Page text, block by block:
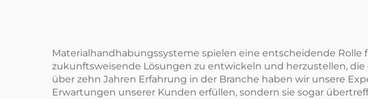
Materialhandhabungssysteme spielen eine entscheidende Rolle
zukunftsweisende Lösungen zu entwickeln und herzustellen,
über zehn Jahren Erfahrung in der Branche haben wir unsere
Erwartungen unserer Kunden erfüllen, sondern sie sogar